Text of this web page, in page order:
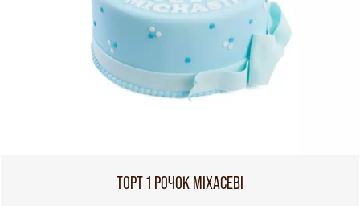
ТОРТ 1 РОЧОК МІХАСЕВІ